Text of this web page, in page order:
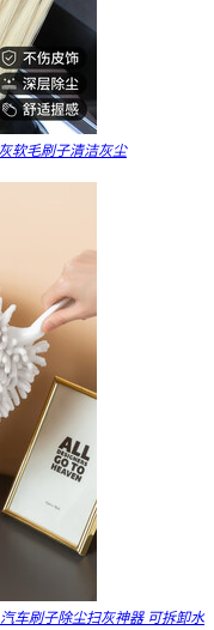
软毛刷子清洁灰尘
车刷子除尘扫灰神器 可拆卸水